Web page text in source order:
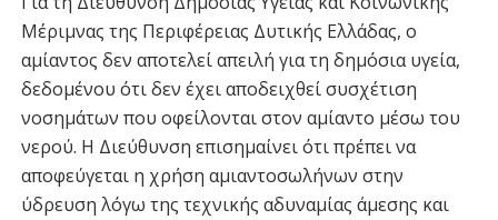
Μέριμνας της Περιφέρειας Δυτικής Ελλάδας, ο
αμίαντος δεν αποτελεί απειλή για τη δημόσια υγεία,
δεδομένου ότι δεν έχει αποδειχθεί συσχέτιση
νοσημάτων που οφείλονται στον αμίαντο μέσω του
νερού. Η Διεύθυνση επισημαίνει ότι πρέπει να
αποφεύγεται η χρήση αμιαντοσωλήνων στην
ύδρευση λόγω της τεχνικής αδυναμίας άμεσης και